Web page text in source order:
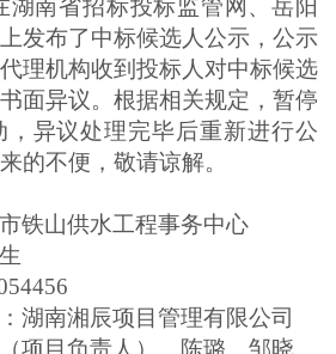
湖南省招标投标监管网、岳阳
发布了中标候选人公示，公示
理机构收到 投标人对中标候选
面异议。 根据相关规定，暂停
异议处理完毕后重新进行公
的不便，敬请谅解。
铁山供水工程事务中心
湖南湘辰项目管理有限公司
项目负责人）、陈璐、邹晓